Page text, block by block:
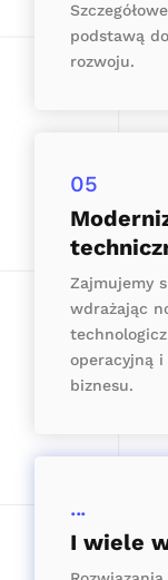
podstawą
rozwoju.
05
Zajmujemy
wdrażając
operacyjną
biznesu.
...
I wiele